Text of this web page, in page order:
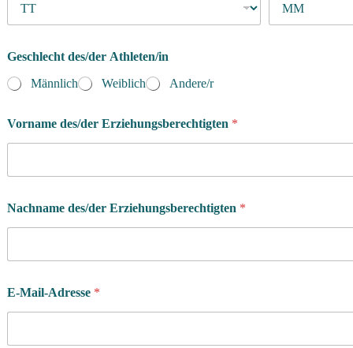
e
n
?
m
c
h
n
Geschlecht des/der Athleten/in
Männlich
Weiblich Andere/r
Vorname des/der Erziehungsberechtigten *
Nachname des/der Erziehungsberechtigten *
E-Mail-Adresse *